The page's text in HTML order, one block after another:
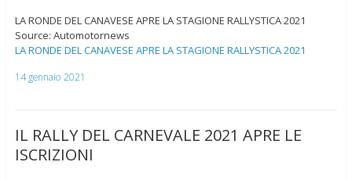
LA RONDE DEL CANAVESE APRE LA STAGIONE RALLYSTICA 2021
Source: Automotornews
LA RONDE DEL CANAVESE APRE LA STAGIONE RALLYSTICA 2021
14 gennaio 2021
IL RALLY DEL CARNEVALE 2021 APRE LE
ISCRIZIONI